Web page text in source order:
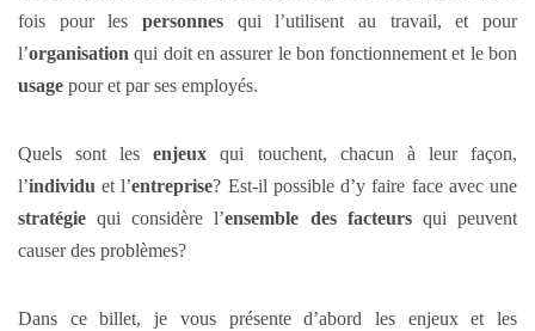
fois pour les personnes qui l’utilisent au travail, et pour
l’organisation qui doit en assurer le bon fonctionnement et le bon
usage pour et par ses employés.
Quels sont lesenjeux qui touchent, chacun à leur façon,
l’individu et l’entreprise? Est-il possible d’y faire face avec une
stratégie qui considère l’ensemble des facteursqui peuvent
causer des problèmes?
Dans ce billet, je vous présente d’abord les enjeux et les